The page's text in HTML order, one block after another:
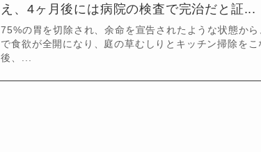
え、4ヶ月後には病院の検査で完治だと証...
75%の胃を切除され、余命を宣告されたような状態か
で食欲が全開になり、庭の草むしりとキッチン掃除を
後、...